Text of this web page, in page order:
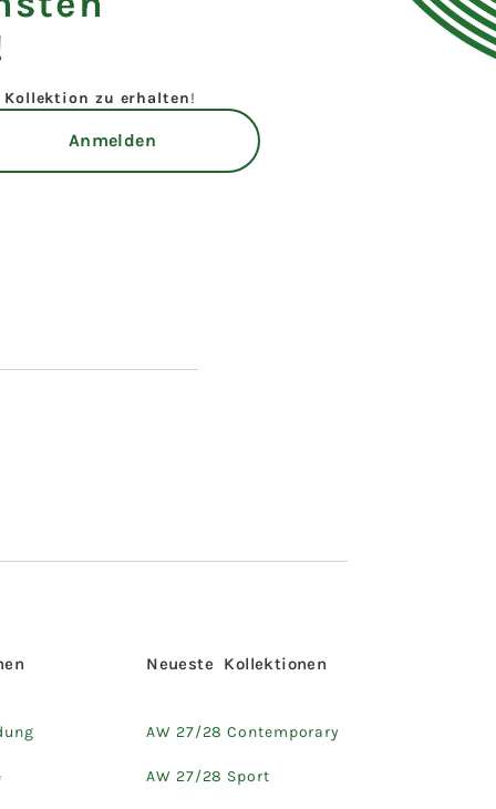
Kollektion zu erhalten!
Neueste Kollektionen
AW 27/28 Contemporary
AW 27/28 Sport